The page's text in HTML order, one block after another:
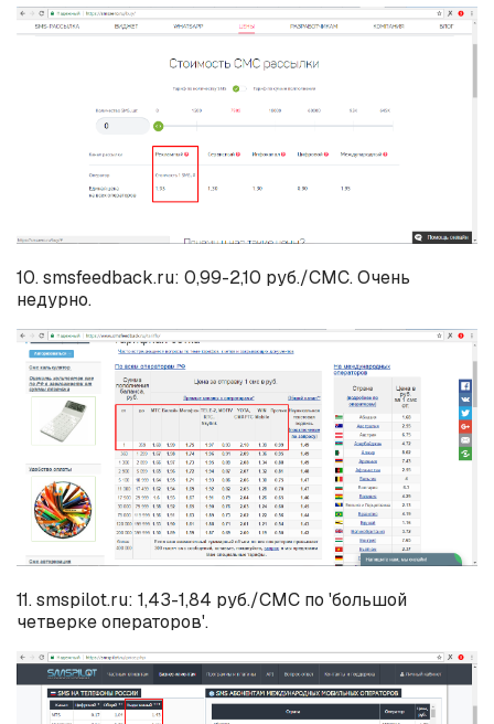
10. smsfeedback.ru: 0,99-2,10 руб./СМС. Очень
недурно.
11. smspilot.ru: 1,43-1,84 руб./СМС по 'большой
четверке операторов'.